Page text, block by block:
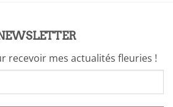
recevoir mes actualités fleuries !